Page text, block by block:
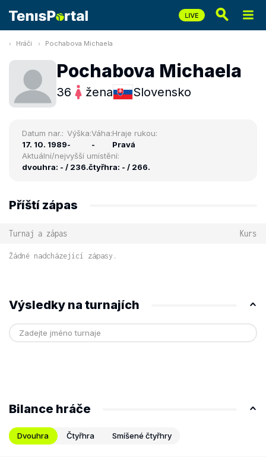
Hráči Pochabova Michaela
Pochabova Michaela
36 žena Slovensko
Datum nar.:
17. 10. 1989
Výška:
-
Váha:
-
Hraje rukou:
Pravá
Aktuální/nejvyšší umístění:
dvouhra: - / 236.čtyřhra: - / 266.
Příští zápas
Turnaj a zápas Kurs
Žádné nadcházející zápasy.
Výsledky na turnajích
Bilance hráče
Dvouhra Čtyřhra Smíšené čtyřhry